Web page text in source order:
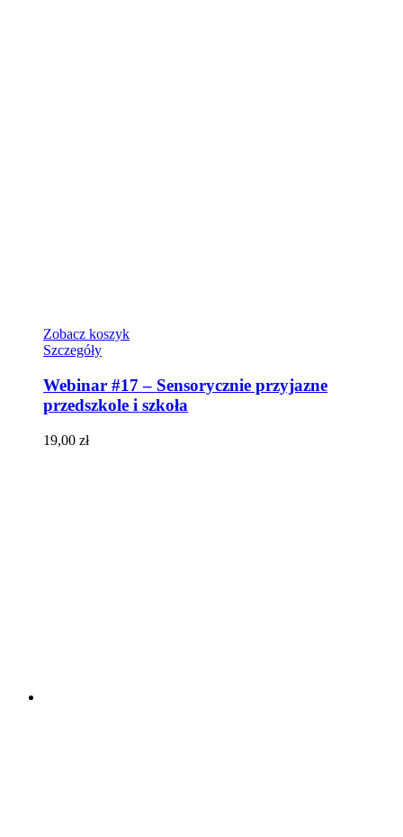
Zobacz koszyk
Szczegóły
Webinar #17 – Sensorycznie przyjazne
przedszkole i szkoła
19,00 zł